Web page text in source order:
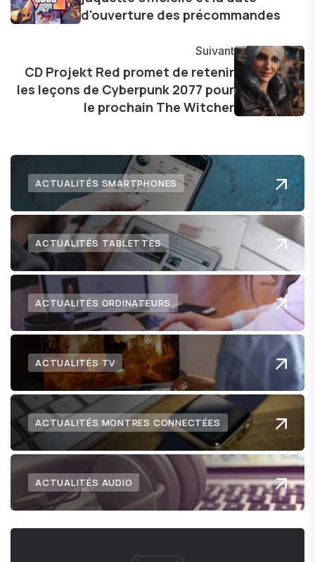
avec enthousiasme mes découvertes avec la
l'exploration constante des frontières de la
technologie me permet de présenter aux
lecteurs un aperçu captivant de ce que le futur
numérique nous réserve.
d'ouverture des précommandes
Suivant
CD Projekt Red promet de retenir
les leçons de Cyberpunk 2077 pour
le prochain The Witcher
ACTUALITÉS SMARTPHONES
ACTUALITÉS TABLETTES
ACTUALITÉS ORDINATEURS
ACTUALITÉS TV
ACTUALITÉS MONTRES CONNECTÉES
ACTUALITÉS AUDIO